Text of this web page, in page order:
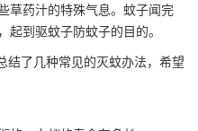
草药汁的特殊气息。蚊子闻完
起到驱蚊子防蚊子的目的。
了几种常见的灭蚊办法，希望